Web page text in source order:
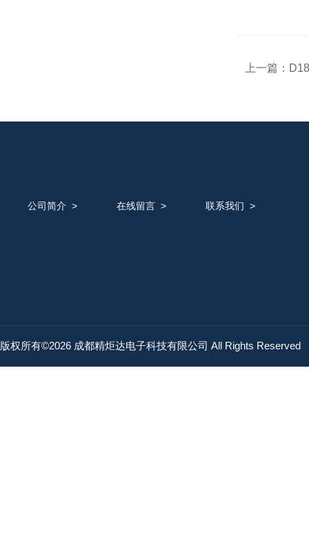
上一篇：
公司简介 > 在线留言> 联系我们 >
版权所有©2026 成都精炬达电子科技有限公司 All Rights Reserved